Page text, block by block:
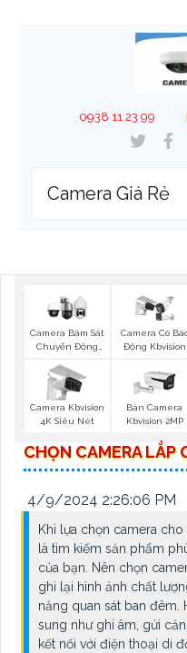
0938 11 23 99
Camera Giá Rẻ
Camera Bám Sát
Chuyển Động
Camera Có
Động Kbvision
Camera Kbvision
4K Siêu Nét
Bán Camera
Kbvision 2MP
CHỌN CAMERA LẮP
4/9/2024 2:26:06 PM
Khi lựa chọn camera
là tìm kiếm sản phẩm
của bạn. Nên chọn
ghi lại hình ảnh chất
năng quan sát ban đêm.
sung như ghi âm, gửi
kết nối với điện thoại di